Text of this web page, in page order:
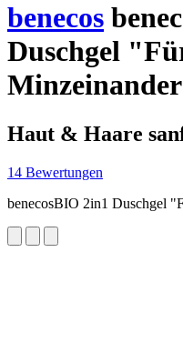
benecos
Duschgel
Haut & Haare
14 Bewertungen
benecosBIO 2in1 Duschgel